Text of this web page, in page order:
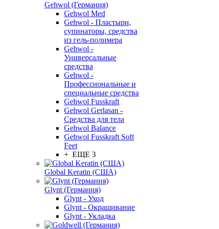
Gehwol (Германия)
Gehwol Med
Gehwol - Пластыри,
супинаторы, средства
из гель-полимера
Gehwol -
Универсальные
средства
Gehwol -
Профессиональные и
специальные средства
Gehwol Fusskraft
Gehwol Gerlasan -
Средства для тела
Gehwol Balance
Gehwol Fusskraft Soft
Feet
+ ЕЩЕ 3
Global Keratin (США)
Glynt (Германия)
Glynt - Уход
Glynt - Окрашивание
Glynt - Укладка